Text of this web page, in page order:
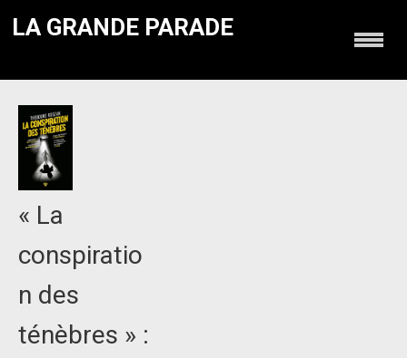
LA GRANDE PARADE
« La
conspiratio
n des
ténèbres » :